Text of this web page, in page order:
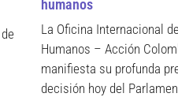
humanos
La Oficina Internacional
Humanos – Acción
manifiesta su profunda
decisión hoy del